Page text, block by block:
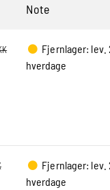
Note
Fjernlager: lev.
hverdage
Fjernlager: lev.
hverdage